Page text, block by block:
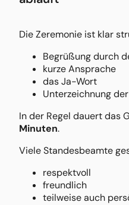
Die Zeremonie ist klar
Begrüßung durch
kurze Ansprache
das Ja-Wort
Unterzeichnung
In der Regel dauert das
Minuten.
Viele Standesbeamte
respektvoll
freundlich
teilweise auch